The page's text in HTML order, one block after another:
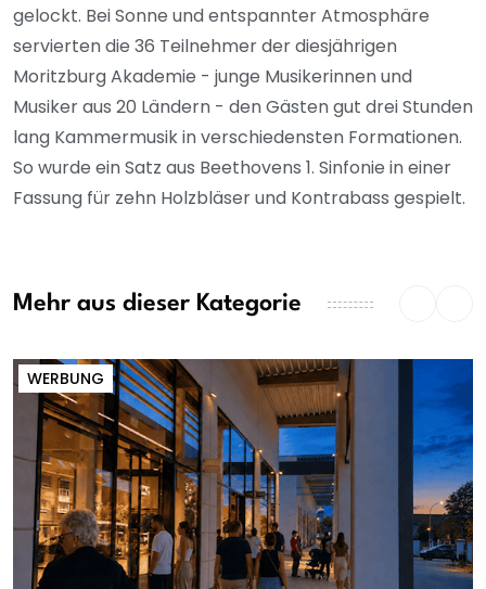
gelockt. Bei Sonne und entspannter Atmosphäre
servierten die 36 Teilnehmer der diesjährigen
Moritzburg Akademie - junge Musikerinnen und
Musiker aus 20 Ländern - den Gästen gut drei Stunden
lang Kammermusik in verschiedensten Formationen.
So wurde ein Satz aus Beethovens 1. Sinfonie in einer
Fassung für zehn Holzbläser und Kontrabass gespielt.
Mehr aus dieser Kategorie
WERBUNG